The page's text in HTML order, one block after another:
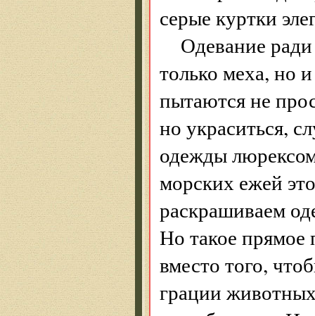
серые куртки
Одевание
только меха, но
пытаются не
но украситься,
одежды
морских ежей
раскрашиваем
Но такое
вместо того,
грации